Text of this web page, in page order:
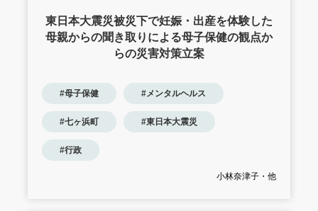
東日本大震災被災下で妊娠・出産を体験した
母親からの聞き取りによる母子保健の観点か
らの災害対策立案
#母子保健 #メンタルヘルス
#七ヶ浜町 #東日本大震災
#行政
小林奈津子・他